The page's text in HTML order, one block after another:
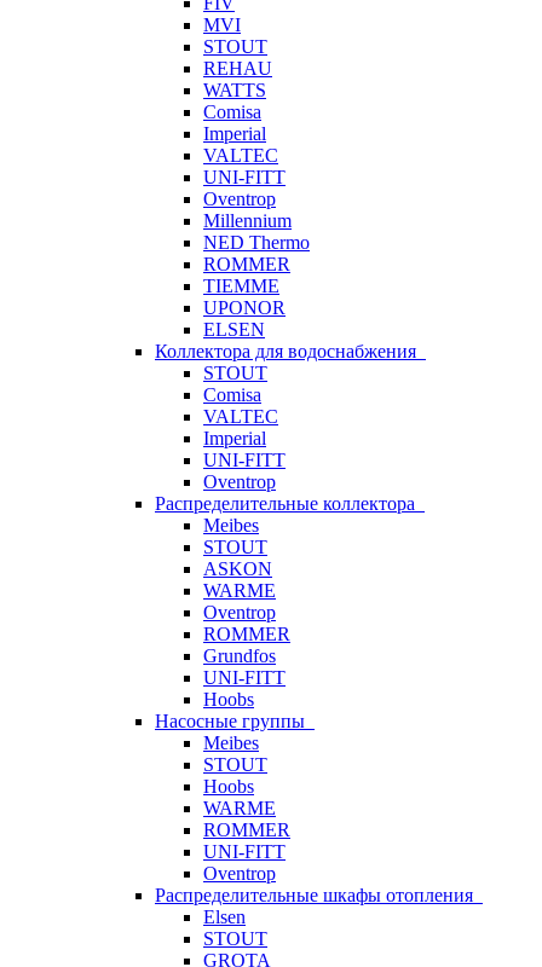
MVI
STOUT
REHAU
WATTS
Comisa
Imperial
VALTEC
UNI-FITT
Oventrop
Millennium
NED Thermo
ROMMER
TIEMME
UPONOR
ELSEN
Коллектора для водоснабжения
STOUT
Comisa
VALTEC
Imperial
UNI-FITT
Oventrop
Распределительные коллектора
Meibes
STOUT
ASKON
WARME
Oventrop
ROMMER
Grundfos
UNI-FITT
Hoobs
Насосные группы
Meibes
STOUT
Hoobs
WARME
ROMMER
UNI-FITT
Oventrop
Распределительные шкафы отопления
Elsen
STOUT
GROTA